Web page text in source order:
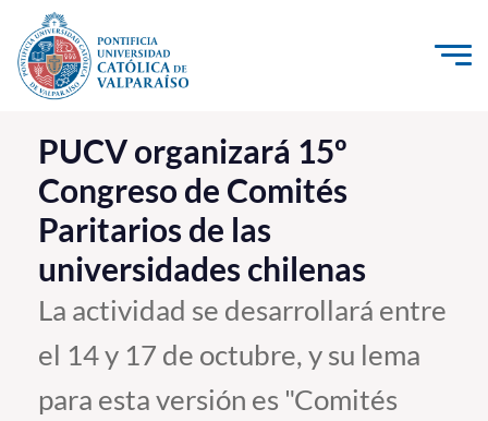
Click acá para ir directamente al contenido
La Universidad
Investigación, Creación e Innovación
PUCV Internacional
Vinculación con el Medio
Admisión
PUCV organizará 15º
Congreso de Comités
Paritarios de las
universidades chilenas
La actividad se desarrollará entre
el 14 y 17 de octubre, y su lema
para esta versión es "Comités